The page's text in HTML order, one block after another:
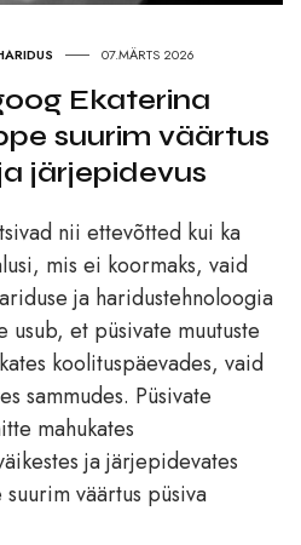
07.MÄRTS 2026
Ekaterina
suurim väärtus
järjepidevus
nii ettevõtted kui ka
mis ei koormaks, vaid
ja haridustehnoloogia
usub, et püsivate muutuste
koolituspäevades, vaid
sammudes. Püsivate
mahukates
ja järjepidevates
väärtus püsiva